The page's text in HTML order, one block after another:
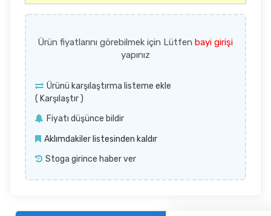
Ürün fiyatlarını görebilmek için Lütfenbayi girişi
yapınız
Ürünü karşılaştırma listeme ekle
( Karşılaştır )
Fiyatı düşünce bildir
Aklımdakiler listesinden kaldır
Stoga girince haber ver